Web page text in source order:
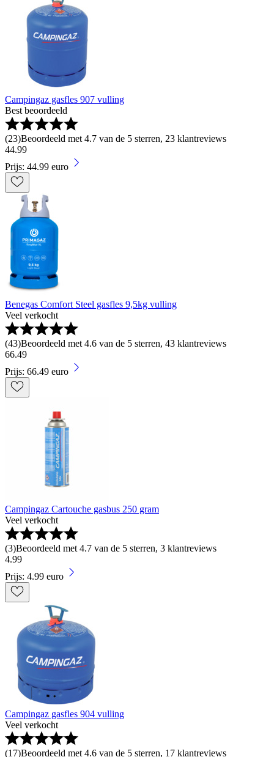
Campingaz gasfles 907 vulling
Best beoordeeld
(23)Beoordeeld met 4.7 van de 5 sterren, 23 klantreviews
44.99
Prijs: 44.99 euro
Benegas Comfort Steel gasfles 9,5kg vulling
Veel verkocht
(43)Beoordeeld met 4.6 van de 5 sterren, 43 klantreviews
66.49
Prijs: 66.49 euro
Campingaz Cartouche gasbus 250 gram
Veel verkocht
(3)Beoordeeld met 4.7 van de 5 sterren, 3 klantreviews
4.99
Prijs: 4.99 euro
Campingaz gasfles 904 vulling
Veel verkocht
(17)Beoordeeld met 4.6 van de 5 sterren, 17 klantreviews